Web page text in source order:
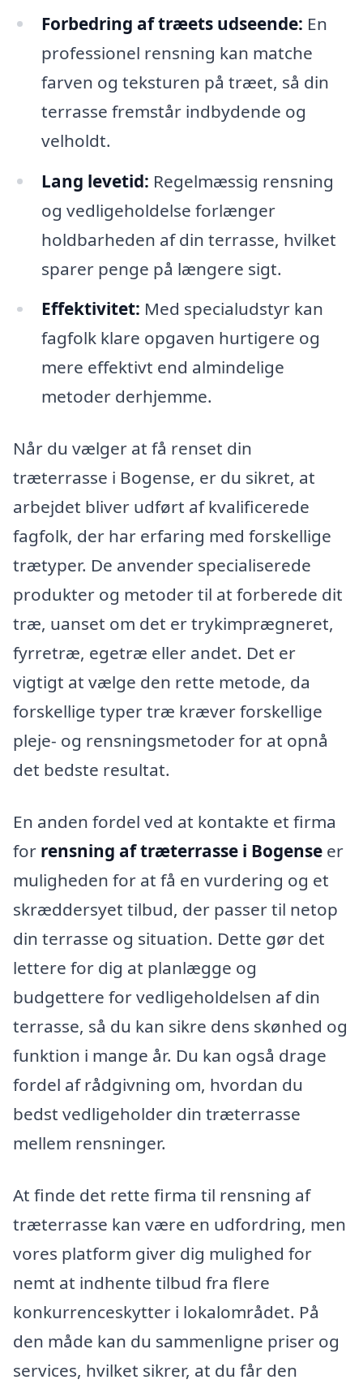
Forbedring af træets udseende: En
professionel rensning kan matche
farven og teksturen på træet, så din
terrasse fremstår indbydende og
velholdt.
Lang levetid: Regelmæssig rensning
og vedligeholdelse forlænger
holdbarheden af din terrasse, hvilket
sparer penge på længere sigt.
Effektivitet: Med specialudstyr kan
fagfolk klare opgaven hurtigere og
mere effektivt end almindelige
metoder derhjemme.
Når du vælger at få renset din
træterrasse i Bogense, er du sikret, at
arbejdet bliver udført af kvalificerede
fagfolk, der har erfaring med forskellige
trætyper. De anvender specialiserede
produkter og metoder til at forberede dit
træ, uanset om det er trykimprægneret,
fyrretræ, egetræ eller andet. Det er
vigtigt at vælge den rette metode, da
forskellige typer træ kræver forskellige
pleje- og rensningsmetoder for at opnå
det bedste resultat.
En anden fordel ved at kontakte et firma
for rensning af træterrasse i Bogense er
muligheden for at få en vurdering og et
skræddersyet tilbud, der passer til netop
din terrasse og situation. Dette gør det
lettere for dig at planlægge og
budgettere for vedligeholdelsen af din
terrasse, så du kan sikre dens skønhed og
funktion i mange år. Du kan også drage
fordel af rådgivning om, hvordan du
bedst vedligeholder din træterrasse
mellem rensninger.
At finde det rette firma til rensning af
træterrasse kan være en udfordring, men
vores platform giver dig mulighed for
nemt at indhente tilbud fra flere
konkurrenceskytter i lokalområdet. På
den måde kan du sammenligne priser og
services, hvilket sikrer, at du får den